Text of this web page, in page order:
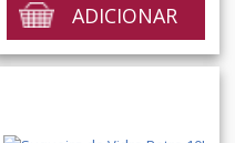
ADICIONAR